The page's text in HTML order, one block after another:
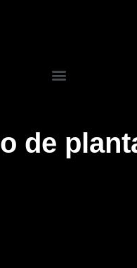
de